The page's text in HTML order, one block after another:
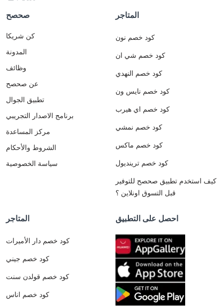
صحصح
كن شريكا
المدونة
وظائف
عن صحصح
تطبيق الجوال
برنامج الاصدار التجريبي
مركز المساعدة
الشروط والأحكام
سياسة الخصوصية
المتاجر
كود خصم نون
كود خصم شي ان
كود خصم النهدي
كود خصم نايس ون
كود خصم اي هيرب
كود خصم نمشي
كود خصم ماكس
كود خصم ترينديول
كيف استخدم تطبيق صحصح للتوفير
قبل التسوق اونلاين ؟
المتاجر
كود خصم دار الأميرات
كود خصم جيني
كود خصم قولدن سنت
كود خصم اناس
احصل على التطبيق